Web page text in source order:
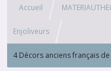
Accueil
Enjoliveurs
4 Décors anciens français